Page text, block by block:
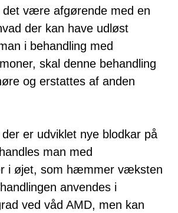
det være afgørende med en
der kan have udløst
i behandling med
skal denne behandling
og erstattes af anden
er udviklet nye blodkar på
man med
i øjet, som hæmmer væksten
anvendes i
ved våd AMD, men kan